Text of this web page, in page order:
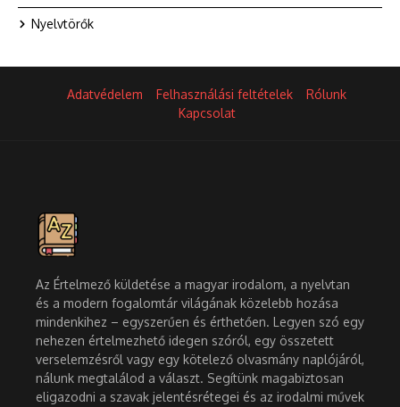
Nyelvtörők
Adatvédelem Felhasználási feltételek
Rólunk
Kapcsolat
Az Értelmező küldetése a magyar irodalom, a nyelvtan
és a modern fogalomtár világának közelebb hozása
mindenkihez – egyszerűen és érthetően. Legyen szó egy
nehezen értelmezhető idegen szóról, egy összetett
verselemzésről vagy egy kötelező olvasmány naplójáról,
nálunk megtalálod a választ. Segítünk magabiztosan
eligazodni a szavak jelentésrétegei és az irodalmi művek